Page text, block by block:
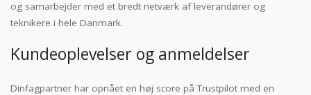
og samarbejder med et bredt netværk af leverandører og
teknikere i hele Danmark.
Kundeoplevelser og anmeldelser
Dinfagpartner har opnået en høj score på Trustpilot med en